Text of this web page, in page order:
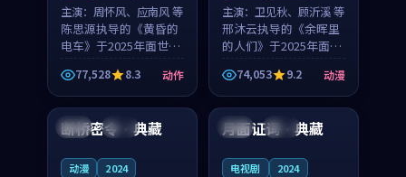
主演： 周怀风、应南风 等
陈思源执导的《黄昏的
电车》于2025年面世，
日本的城市气质与渔村
故事的人物心境共同构
筑了影片基调。周怀
风、应南风用细腻的表
演撑起整部动作电影，
77,528 8.3 动作
主演： 卫见秋、顾沂溪 等
邢沐云执导的《余晖里
的人们》于2025年面
世，泰国的城市气质与
小镇生活的人物心境共
同构筑了影片基调。卫
见秋、顾沂溪用细腻的
表演撑起整部动漫电
74,053 9.2 动漫
韩国 杜比
断桥密令·典藏
动漫 2024
英国 高分
月面证词·典藏
电视剧 2024